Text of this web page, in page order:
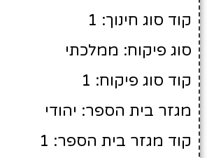
קוד סוג חינוך: 1
סוג פיקוח: ממלכתי
קוד סוג פיקוח: 1
מגזר בית הספר: יהודי
קוד מגזר בית הספר: 1